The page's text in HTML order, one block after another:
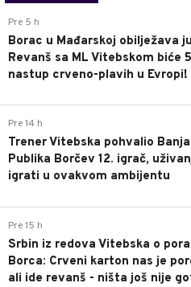
Pre 5 h
Borac u Mađarskoj obilježava
Revanš sa ML Vitebskom biće
nastup crveno-plavih u Evropi!
Pre 14 h
Trener Vitebska pohvalio
Publika Borčev 12. igrač,
igrati u ovakvom ambijentu
Pre 15 h
Srbin iz redova Vitebska o
Borca: Crveni karton nas je
ali ide revanš - ništa još nije